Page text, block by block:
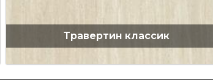
Травертин классик